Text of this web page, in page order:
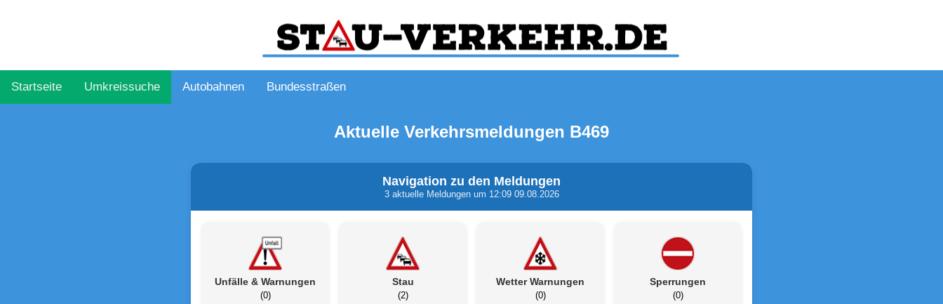
Startseite Umkreissuche Autobahnen Bundesstraßen
Aktuelle Verkehrsmeldungen B469
Navigation zu den Meldungen
3 aktuelle Meldungen um 12:09 09.08.2026
Unfälle & Warnungen
(0)
Stau
(2)
Wetter Warnungen
(0)
Sperrungen
(0)